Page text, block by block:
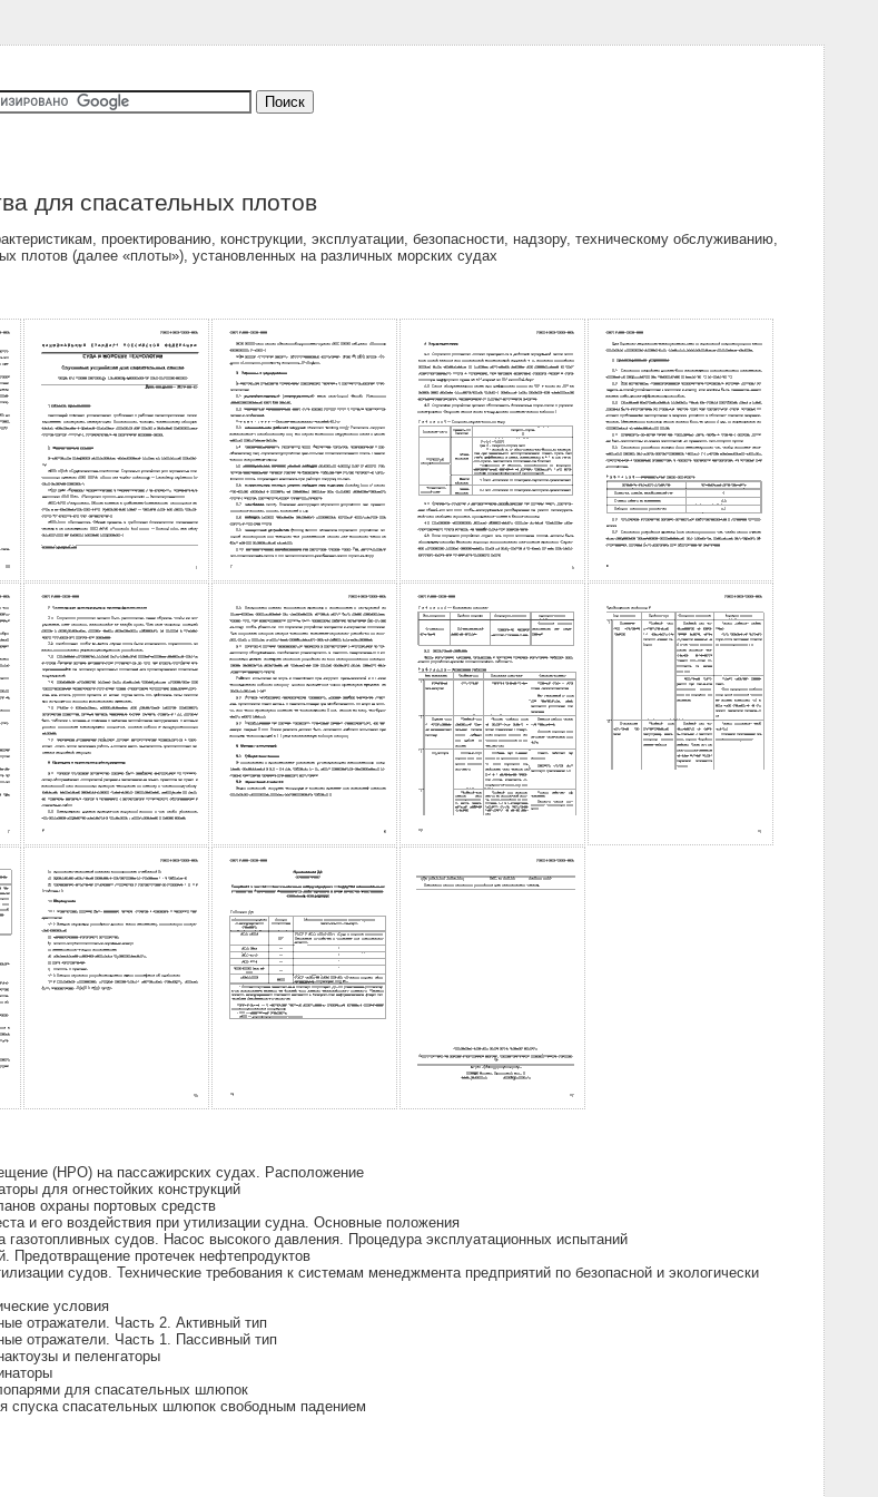
для спасательных плотов
проектированию, конструкции, эксплуатации, безопасности, надзору, техническому обслуживанию,
плотов (далее «плоты»), установленных на различных морских судах
(НРО) на пассажирских судах. Расположение
для огнестойких конструкций
охраны портовых средств
и его воздействия при утилизации судна. Основные положения
судов. Насос высокого давления. Процедура эксплуатационных испытаний
протечек нефтепродуктов
судов. Технические требования к системам менеджмента предприятий по безопасной и экологически
условия
отражатели. Часть 2. Активный тип
отражатели. Часть 1. Пассивный тип
и пеленгаторы
для спасательных шлюпок
спуска спасательных шлюпок свободным падением